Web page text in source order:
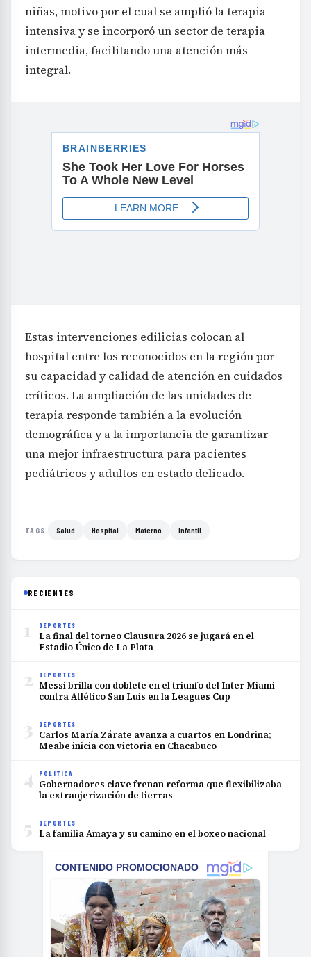
niñas, motivo por el cual se amplió la terapia
intensiva y se incorporó un sector de terapia
intermedia, facilitando una atención más
integral.
Estas intervenciones edilicias colocan al
hospital entre los reconocidos en la región por
su capacidad y calidad de atención en cuidados
críticos. La ampliación de las unidades de
terapia responde también a la evolución
demográfica y a la importancia de garantizar
una mejor infraestructura para pacientes
pediátricos y adultos en estado delicado.
TAGS Salud Hospital Materno Infantil
RECIENTES
1 DEPORTES
La final del torneo Clausura 2026 se jugará en el
Estadio Único de La Plata
2 DEPORTES
Messi brilla con doblete en el triunfo del Inter Miami
contra Atlético San Luis en la Leagues Cup
3 DEPORTES
Carlos María Zárate avanza a cuartos en Londrina;
Meabe inicia con victoria en Chacabuco
4 POLÍTICA
Gobernadores clave frenan reforma que flexibilizaba
la extranjerización de tierras
5 DEPORTES
La familia Amaya y su camino en el boxeo nacional